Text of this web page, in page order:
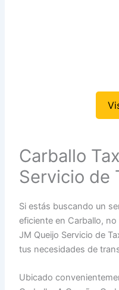
Carballo
Servicio de
Si estás buscando un
eficiente en Carballo, no
JM Queijo Servicio de
tus necesidades de
Ubicado